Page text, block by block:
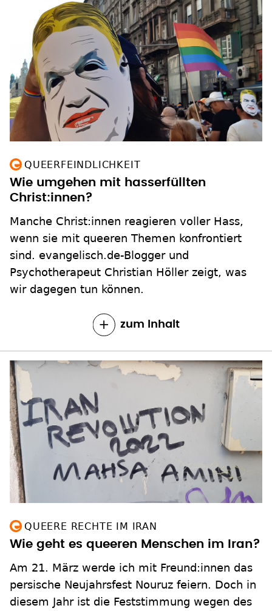
QUEERFEINDLICHKEIT
Wie umgehen mit hasserfüllten
Christ:innen?
Manche Christ:innen reagieren voller Hass,
wenn sie mit queeren Themen konfrontiert
sind. evangelisch.de-Blogger und
Psychotherapeut Christian Höller zeigt, was
wir dagegen tun können.
zum Inhalt
QUEERE RECHTE IM IRAN
Wie geht es queeren Menschen im Iran?
Am 21. März werde ich mit Freund:innen das
persische Neujahrsfest Nouruz feiern. Doch in
diesem Jahr ist die Feststimmung wegen des